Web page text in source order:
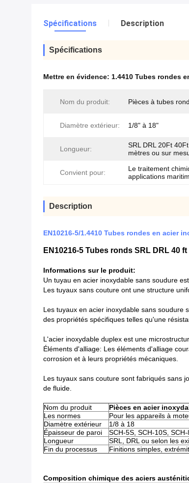
Spécifications Description
Spécifications
Mettre en évidence: 1.4410 Tubes rondes
Nom du produit: Pièces à tubes
Diamètre extérieur: 1/8" à 18"
Longueur:
SRL DRL 20Ft
mètres ou sur
Convient pour:
Le traitement
applications
Description
EN10216-5/1.4410 Tubes rondes en acier
EN10216-5 Tubes ronds SRL DRL 40
Informations sur le produit:
Un tuyau en acier inoxydable sans soudure
Les tuyaux sans couture ont une structure
Les tuyaux en acier inoxydable sans soudure
des propriétés spécifiques telles qu'une
L'acier inoxydable duplex est une
Éléments d'alliage: Les éléments d'alliage
corrosion et à leurs propriétés mécaniques.
Les tuyaux sans couture sont fabriqués sans
de fluide.
Nom du produit
Pièces en acier
Les normes
Pour les appareils à
Diamètre extérieur
1/8 à 18
Épaisseur de paroi
SCH-5S, SCH-10S,
Longueur
SRL, DRL ou selon les
Fin du processus
Finitions simples,
Composition chimique des aciers